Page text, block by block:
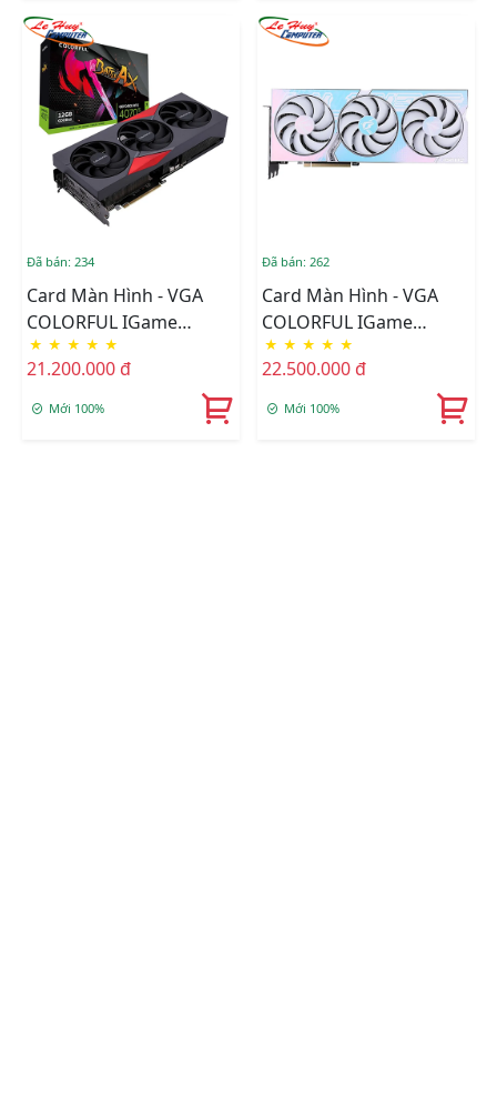
Đã bán: 234
Card Màn Hình - VGA
COLORFUL IGame
GeForce RTX 4070 Ti NB
EX-V
★ ★ ★ ★ ★
21.200.000 đ
Mới 100%
Đã bán: 262
Card Màn Hình - VGA
COLORFUL IGame
GeForce RTX 4070 Ti
Ultra W OC-V
★ ★ ★ ★ ★
22.500.000 đ
Mới 100%